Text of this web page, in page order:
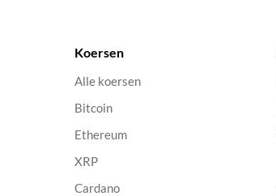
Koersen
Alle koersen
Bitcoin
Ethereum
XRP
Cardano